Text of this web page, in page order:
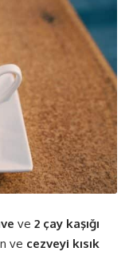
ve 2 çay kaşığı
ve cezveyi kısık